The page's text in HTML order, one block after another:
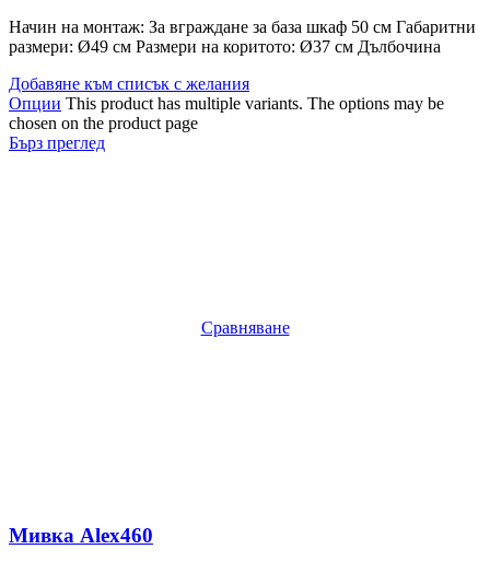
Начин на монтаж: За вграждане за база шкаф 50 см Габаритни
размери: Ø49 см Размери на коритото: Ø37 см Дълбочина
Добавяне към списък с желания
Опции This product has multiple variants. The options may be
chosen on the product page
Бърз преглед
Сравняване
Мивка Alex460